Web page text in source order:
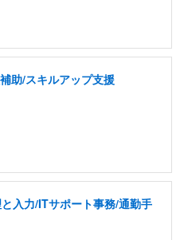
助/スキルアップ支援
入力/ITサポート事務/通勤手